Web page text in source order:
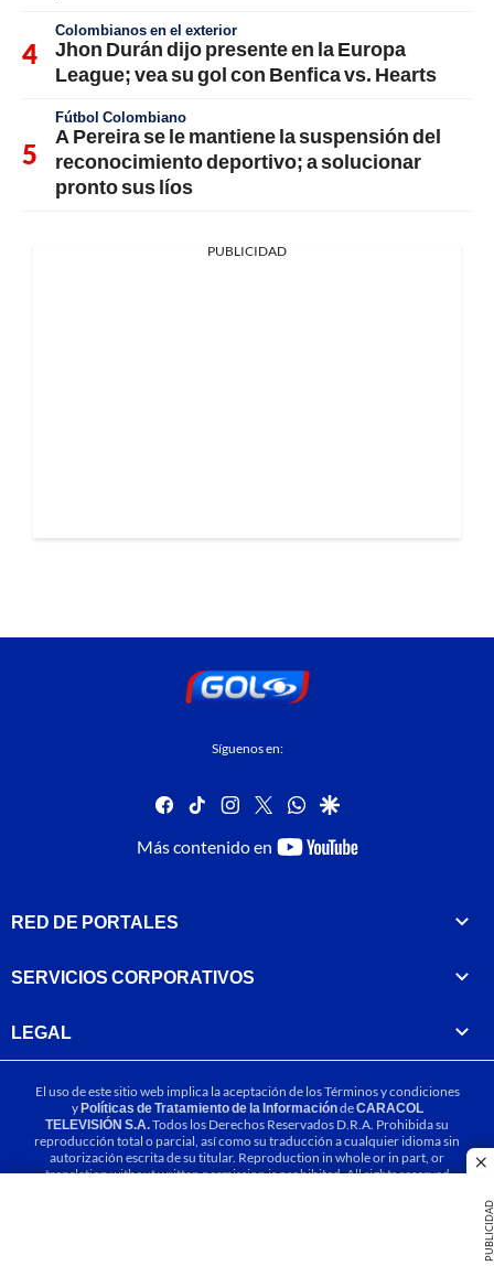
PUBLICIDAD
Colombianos en el exterior
Jhon Durán dijo presente en la Europa
League; vea su gol con Benfica vs. Hearts
Fútbol Colombiano
A Pereira se le mantiene la suspensión del
reconocimiento deportivo; a solucionar
pronto sus líos
PUBLICIDAD
Síguenos en:
facebook
tiktok instagram
twitterwhatsapp
google
Más contenido en
youtube-
RED DE PORTALES
SERVICIOS CORPORATIVOS
LEGAL
El uso de este sitio web implica la aceptación de losTérminos y condiciones
yPolíticas de Tratamiento de la InformacióndeCARACOL
TELEVISIÓN S.A.Todos los Derechos Reservados D.R.A. Prohibida su
reproducción total o parcial, así como su traducción a cualquier idioma sin
autorización escrita de su titular. Reproduction in whole or in part, or
translation without written permission is prohibited. All rights reserved